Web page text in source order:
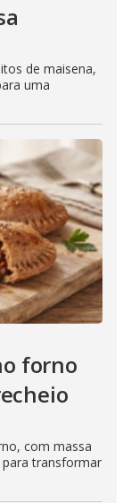
de maisena,
uma
forno
com massa
transformar